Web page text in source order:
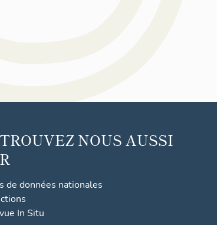
NOUS AUSSI
de données nationales
In Situ